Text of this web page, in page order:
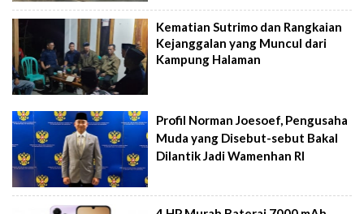
Kematian Sutrimo dan Rangkaian
Kejanggalan yang Muncul dari
Kampung Halaman
Profil Norman Joesoef, Pengusaha
Muda yang Disebut-sebut Bakal
Dilantik Jadi Wamenhan RI